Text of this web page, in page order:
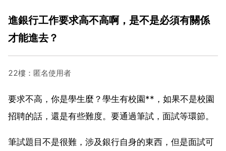
進銀行工作要求高不高啊，是不是必須有關係
才能進去？
22樓：匿名使用者
要求不高，你是學生麼？學生有校園**，如果不是校園
招聘的話，還是有些難度。要通過筆試，面試等環節。
筆試題目不是很難，涉及銀行自身的東西，但是面試可